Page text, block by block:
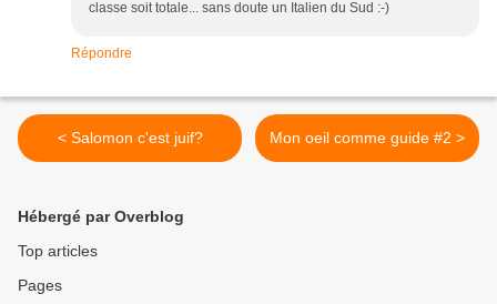
classe soit totale... sans doute un Italien du Sud :-)
Répondre
< Salomon c'est juif? Mon oeil comme guide #2 >
Hébergé par Overblog
Top articles
Pages